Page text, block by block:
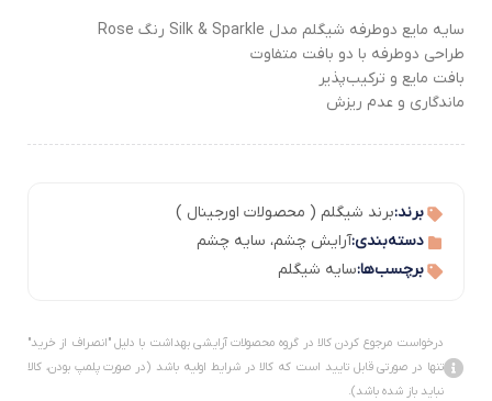
سایه مایع دوطرفه شیگلم مدل Silk & Sparkle رنگ Rose
طراحی دوطرفه با دو بافت متفاوت
بافت مایع و ترکیب‌پذیر
ماندگاری و عدم ریزش
برند:برند شیگلم ( محصولات اورجینال )
دسته‌بندی:آرایش چشم، سایه چشم
برچسب‌ها:سایه شیگلم
درخواست مرجوع کردن کالا در گروه محصولات آرایشی بهداشت با دلیل "انصراف از خرید"
تنها در صورتی قابل تایید است که کالا در شرایط اولیه باشد (در صورت پلمپ بودن، کالا
نباید باز شده باشد).